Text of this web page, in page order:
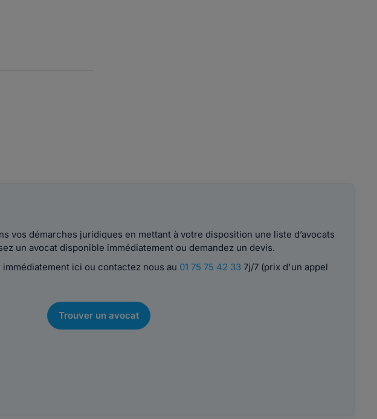
vos démarches juridiques en mettant à votre disposition une liste d’avocats
un avocat disponible immédiatement ou demandez un devis.
ici ou contactez nous au 01 75 75 42 337j/7 (prix d'un appel
Trouver un avocat